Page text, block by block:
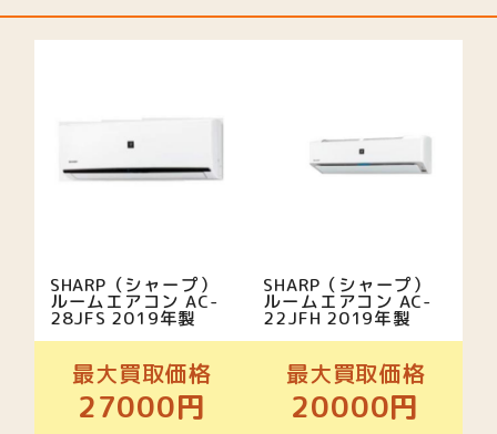
SHARP（シャープ）
ルームエアコン AC-
28JFS 2019年製
最大買取価格
27000円
SHARP（シャープ）
ルームエアコン AC-
22JFH 2019年製
最大買取価格
20000円